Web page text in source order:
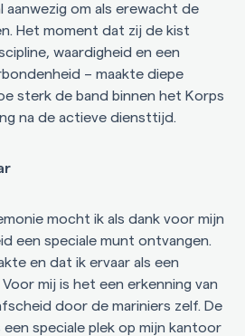
aanwezig om als erewacht de
Het moment dat zij de kist
waardigheid en een
– maakte diepe
sterk de band binnen het Korps
na de actieve diensttijd.
mocht ik als dank voor mijn
een speciale munt ontvangen.
en dat ik ervaar als een
mij is het een erkenning van
door de mariniers zelf. De
speciale plek op mijn kantoor